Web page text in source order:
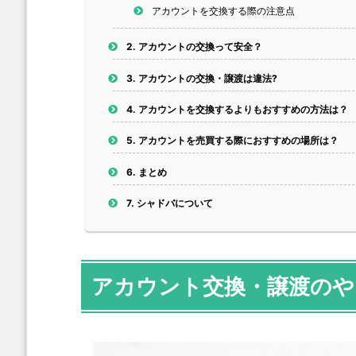
アカウントを交換する際の注意点
2. アカウントの交換って安全？
3. アカウントの交換・譲渡は違法?
4. アカウントを交換するよりもおすすめの方法は？
5. アカウントを売買する際におすすめの場所は？
6. まとめ
7. シャドバについて
アカウント交換・譲渡の